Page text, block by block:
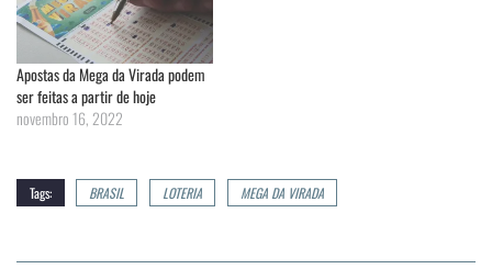
Apostas da Mega da Virada podem
ser feitas a partir de hoje
novembro 16, 2022
Tags: BRASIL LOTERIA MEGA DA VIRADA